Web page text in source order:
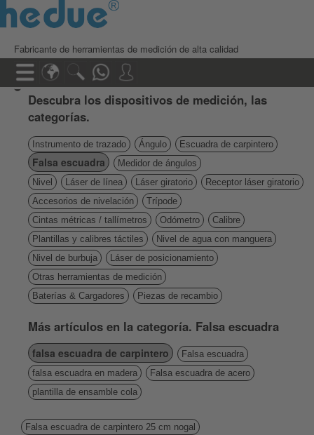
Fabricante de herramientas de medición de alta calidad
Descubra los dispositivos de medición, las
categorías.
Instrumento de trazado Ángulo Escuadra de carpintero
Falsa escuadra
Medidor de ángulos
Nivel
Láser de línea Láser giratorio
Receptor láser giratorio
Accesorios de nivelación
Trípode
Cintas métricas / tallímetros
Odómetro
Calibre
Plantillas y calibres táctiles
Nivel de agua con manguera
Nivel de burbuja
Láser de posicionamiento
Otras herramientas de medición
Baterías & Cargadores
Piezas de recambio
Más artículos en la categoría. Falsa escuadra
falsa escuadra de carpintero
Falsa escuadra
falsa escuadra en madera
Falsa escuadra de acero
plantilla de ensamble cola
Falsa escuadra de carpintero 25 cm nogal